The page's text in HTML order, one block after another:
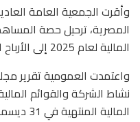
وأقرت الجمعية العامة
المصرية، ترحيل حصة
المالية لعام 2025 إلى الأرباح المرحلة.
واعتمدت العمومية تقرير
نشاط الشركة والقوائم
المالية المنتهية في 31 ديسمبر 2025.